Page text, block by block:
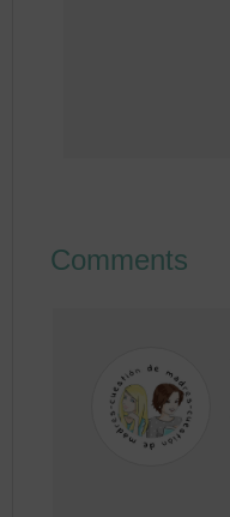
Comments